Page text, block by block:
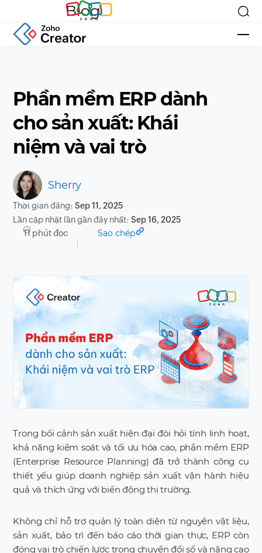
Blog
Phần mềm ERP dành
cho sản xuất: Khái
niệm và vai trò
Sherry
Thời gian đăng:Sep 11, 2025
Lần cập nhật lần gần đây nhất:Sep 16, 2025
11 phút đọc Sao chép
Trong bối cảnh sản xuất hiện đại đòi hỏi tính linh hoạt,
khả năng kiểm soát và tối ưu hóa cao, phần mềm ERP
(Enterprise Resource Planning) đã trở thành công cụ
thiết yếu giúp doanh nghiệp sản xuất vận hành hiệu
quả và thích ứng với biến động thị trường.
Không chỉ hỗ trợ quản lý toàn diện từ nguyên vật liệu,
sản xuất, bảo trì đến báo cáo thời gian thực, ERP còn
đóng vai trò chiến lược trong chuyển đổi số và nâng cao